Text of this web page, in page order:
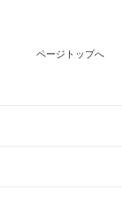
ページトップへ